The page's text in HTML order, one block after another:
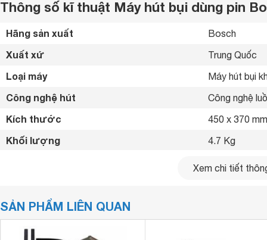
chóng và sở hữu bình chứa bụi có thể dễ dàng tháo lắp
Thông số kĩ thuật Máy hút bụi dùng pin
Hãng sản xuất Bosch
Xuất xứ Trung Quốc
Loại máy Máy hút bụi
Công nghệ hút Công nghệ
Kích thước 450 x 370 mm
Khối lượng 4.7 Kg
Xem chi tiết
SẢN PHẨM LIÊN QUAN